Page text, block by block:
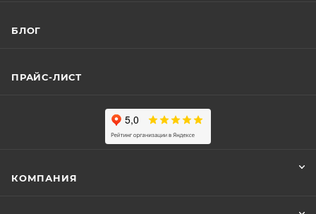
БЛОГ
ПРАЙС-ЛИСТ
КОМПАНИЯ